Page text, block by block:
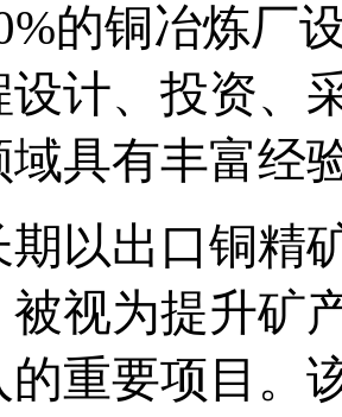
的铜冶炼厂
计、投资、
具有丰富经
以出口铜精
被视为提升矿
的重要项目。